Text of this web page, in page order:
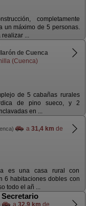
completamente
un máximo de 5 personas.
realizar ...
de Cuenca
(Cuenca)
de 5 cabañas rurales
de pino sueco, y 2
en ...
a 31,4 km de
es una casa rural con
6 habitaciones dobles con
todo el añ ...
Secretario
a 32,9 km de